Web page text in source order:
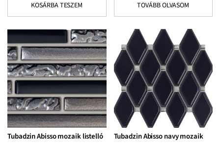
KOSÁRBA TESZEM TOVÁBB OLVASOM
Tubadzin Abisso mozaik listelló
Tubadzin Abisso navy mozaik